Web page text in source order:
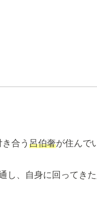
合う 呂伯奢が住んで
し、自身に回ってき